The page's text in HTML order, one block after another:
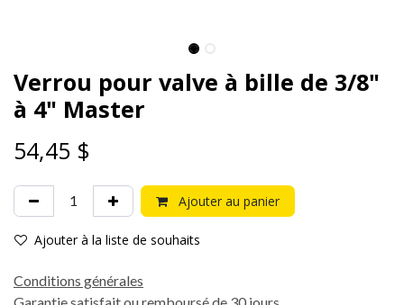
Verrou pour valve à bille de 3/8"
à 4" Master
54,45 $
Ajouter au panier
Ajouter à la liste de souhaits
Conditions générales
Garantie satisfait ou remboursé de 30 jours